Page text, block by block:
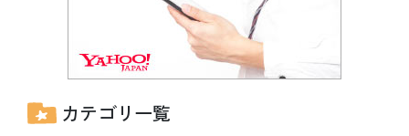
カテゴリ一覧